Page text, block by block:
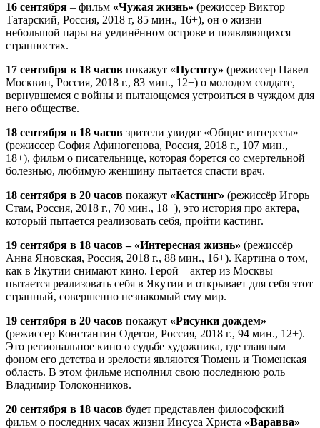
16 сентября – фильм «Чужая жизнь» (режиссер Виктор
Татарский, Россия, 2018 г, 85 мин., 16+), он о жизни
небольшой пары на уединённом острове и появляющихся
странностях.
17 сентября в 18 часов покажут «Пустоту» (режиссер Павел
Москвин, Россия, 2018 г., 83 мин., 12+) о молодом солдате,
вернувшемся с войны и пытающемся устроиться в чуждом для
него обществе.
18 сентября в 18 часов зрители увидят «Общие интересы»
(режиссер София Афиногенова, Россия, 2018 г., 107 мин.,
18+), фильм о писательнице, которая борется со смертельной
болезнью, любимую женщину пытается спасти врач.
18 сентября в 20 часов покажут «Кастинг» (режиссёр Игорь
Стам, Россия, 2018 г., 70 мин., 18+), это история про актера,
который пытается реализовать себя, пройти кастинг.
19 сентября в 18 часов – «Интересная жизнь» (режиссёр
Анна Яновская, Россия, 2018 г., 88 мин., 16+). Картина о том,
как в Якутии снимают кино. Герой – актер из Москвы –
пытается реализовать себя в Якутии и открывает для себя этот
странный, совершенно незнакомый ему мир.
19 сентября в 20 часов покажут «Рисунки дождем»
(режиссер Константин Одегов, Россия, 2018 г., 94 мин., 12+).
Это региональное кино о судьбе художника, где главным
фоном его детства и зрелости являются Тюмень и Тюменская
область. В этом фильме исполнил свою последнюю роль
Владимир Толоконников.
20 сентября в 18 часов будет представлен философский
фильм о последних часах жизни Иисуса Христа «Варавва»